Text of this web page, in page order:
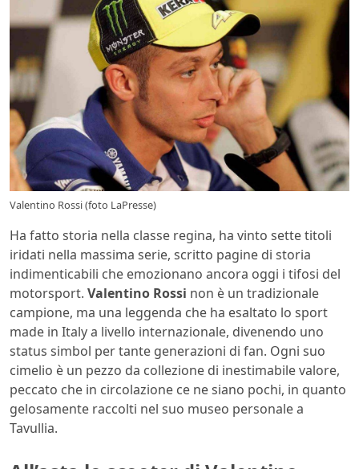
Valentino Rossi (foto LaPresse)
Ha fatto storia nella classe regina, ha vinto sette titoli
iridati nella massima serie, scritto pagine di storia
indimenticabili che emozionano ancora oggi i tifosi del
motorsport. Valentino Rossi non è un tradizionale
campione, ma una leggenda che ha esaltato lo sport
made in Italy a livello internazionale, divenendo uno
status simbol per tante generazioni di fan. Ogni suo
cimelio è un pezzo da collezione di inestimabile valore,
peccato che in circolazione ce ne siano pochi, in quanto
gelosamente raccolti nel suo museo personale a
Tavullia.